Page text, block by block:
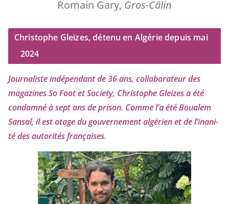
Romain Gary, Gros-Câlin
Christophe Gleizes, détenu en Algérie depuis mai
2024
Journaliste indé­pen­dant de36ans, col­la­bo­ra­teur des
maga­zines So Foot et Society, Christophe Gleizesa été
condam­né à sept ans de pri­son. Comme l’a été Boualem
Sansal, il est otage du gou­ver­ne­ment algé­rien et de l’i­na­ni­
té des auto­ri­tés françaises.